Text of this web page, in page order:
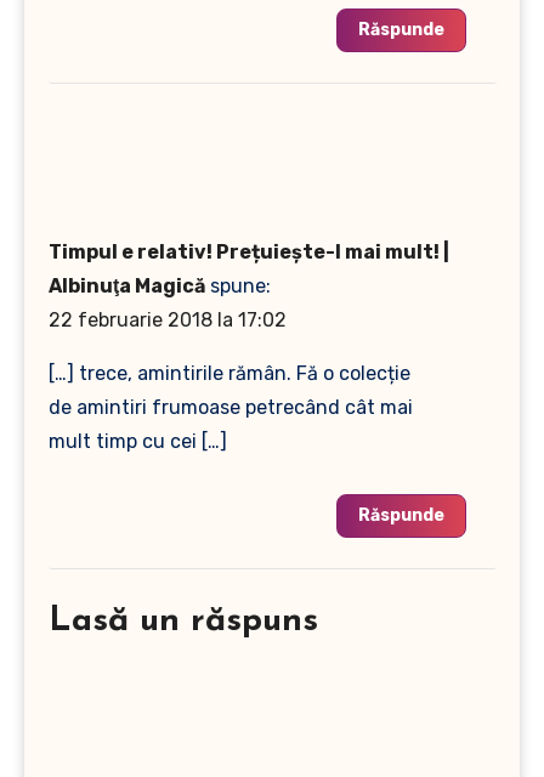
Răspunde
Timpul e relativ! Prețuiește-l mai mult! |
Albinuţa Magică spune:
22 februarie 2018 la 17:02
[…] trece, amintirile rămân. Fă o colecție
de amintiri frumoase petrecând cât mai
mult timp cu cei […]
Răspunde
Lasă un răspuns